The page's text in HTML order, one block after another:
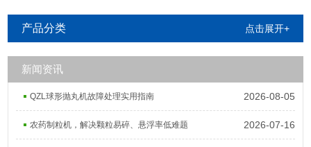
产品分类 点击展开+
新闻资讯
QZL球形抛丸机故障处理实用指南 2026-08-05
农药制粒机，解决颗粒易碎、悬浮率低难题 2026-07-16